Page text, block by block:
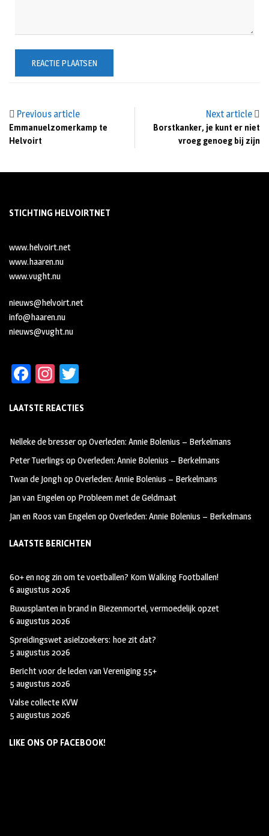
Previous article
Emmanuelzomerkamp te
Helvoirt
Next article
Borstkanker, je kunt er niet
vroeg genoeg bij zijn
STICHTING HELVOIRTNET
www.helvoirt.net
www.haaren.nu
www.vught.nu
nieuws@helvoirt.net
info@haaren.nu
nieuws@vught.nu
Fa
b
oo
k
In
ag
m
tt
LAATSTE REACTIES
Nelleke de bresseropOverleden: Annie Bolenius – Berkelmans
Peter Tuerlings opOverleden: Annie Bolenius – Berkelmans
Twan de JonghopOverleden: Annie Bolenius – Berkelmans
Jan van Engelenop Probleem met de Geldmaat
Jan en Roos van EngelenopOverleden: Annie Bolenius – Berkelmans
LAATSTE BERICHTEN
60+ en nog zin om te voetballen? Kom Walking Footballen!
6 augustus 2026
Buxusplanten in brand in Biezenmortel, vermoedelijk opzet
6 augustus 2026
Spreidingswet asielzoekers: hoe zit dat?
5 augustus 2026
Bericht voor de leden van Vereniging 55+
5 augustus 2026
Valse collecte KVW
5 augustus 2026
LIKE ONS OP FACEBOOK!